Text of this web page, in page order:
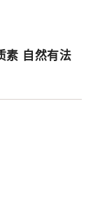
素 自然有法